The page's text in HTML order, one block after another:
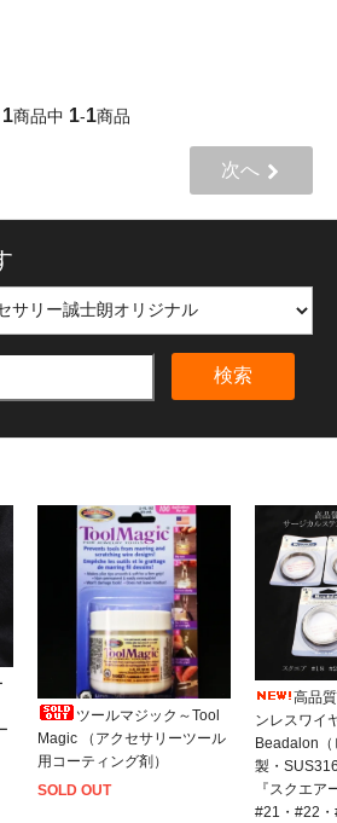
1商品中 1-1商品
次へ
検索
ツールマジック～Tool
Magic （アクセサリーツール
用コーティング剤）
SOLD OUT
高品
ンレスワイ
Beadalon
製・
『スクエ
#21・#22